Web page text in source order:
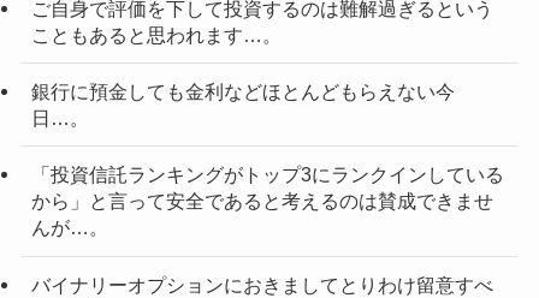
ご自身で評価を下して投資するのは難解過ぎるという
こともあると思われます…。
銀行に預金しても金利などほとんどもらえない今
日…。
「投資信託ランキングがトップ3にランクインしている
から」と言って安全であると考えるのは賛成できませ
んが…。
バイナリーオプションにおきましてとりわけ留意すべ